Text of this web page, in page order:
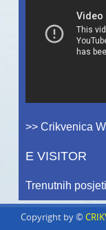
>> Crikvenica
E VISITOR
Trenutnih
Copyright by ©